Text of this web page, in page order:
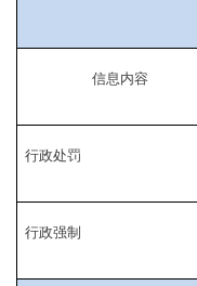
信息内容
行政处罚
行政强制